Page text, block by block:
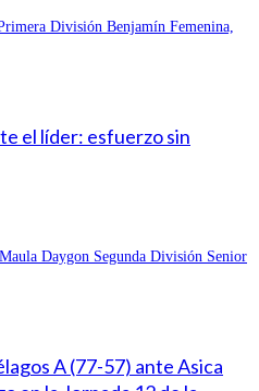
División Benjamín Femenina,
el líder: esfuerzo sin
Daygon Segunda División Senior
A (77-57) ante Asica